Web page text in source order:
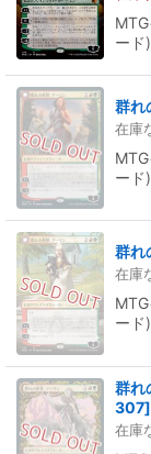
ード
群れ
在庫
ード
群れ
在庫
ード
群れ
307]
在庫